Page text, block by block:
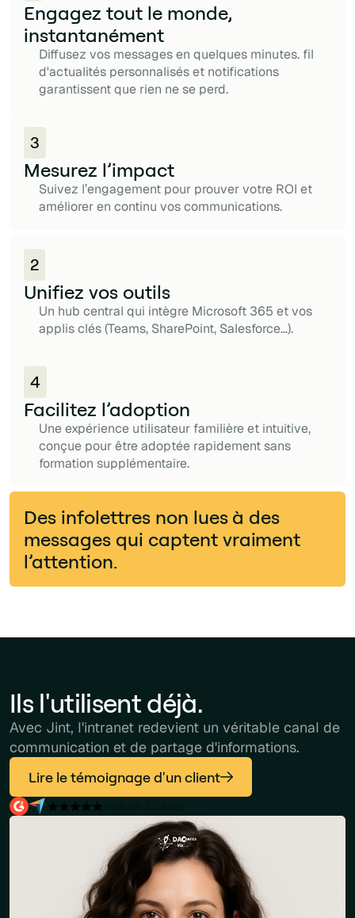
Engagez tout le monde,
instantanément
Diffusez vos messages en quelques minutes. fil
d'actualités personnalisés et notifications
garantissent que rien ne se perd.
3
Mesurez l’impact
Suivez l’engagement pour prouver votre ROI et
améliorer en continu vos communications.
2
Unifiez vos outils
Un hub central qui intègre Microsoft 365 et vos
applis clés (Teams, SharePoint, Salesforce…).
4
Facilitez l’adoption
Une expérience utilisateur familière et intuitive,
conçue pour être adoptée rapidement sans
formation supplémentaire.
Des infolettres non lues à des
messages qui captent vraiment
l’attention.
Ils l'utilisent déjà.
Avec Jint, l'intranet redevient un véritable canal de
communication et de partage d'informations.
Lire le témoignage d'un client